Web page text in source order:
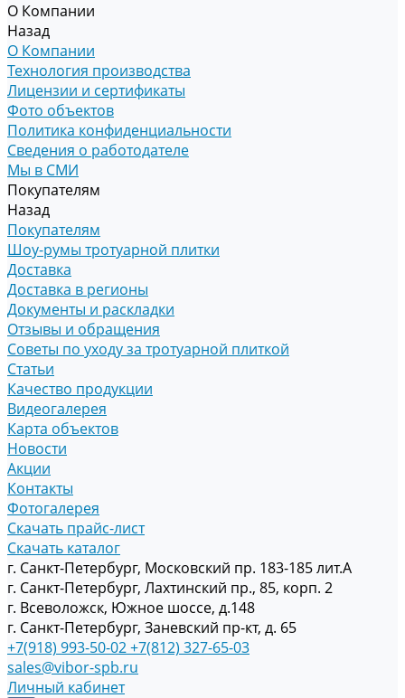
О Компании
Назад
О Компании
Технология производства
Лицензии и сертификаты
Фото объектов
Политика конфиденциальности
Сведения о работодателе
Мы в СМИ
Покупателям
Назад
Покупателям
Шоу-румы тротуарной плитки
Доставка
Доставка в регионы
Документы и раскладки
Отзывы и обращения
Советы по уходу за тротуарной плиткой
Статьи
Качество продукции
Видеогалерея
Карта объектов
Новости
Акции
Контакты
Фотогалерея
Скачать прайс-лист
Скачать каталог
г. Санкт-Петербург, Московский пр. 183-185 лит.А
г. Санкт-Петербург, Лахтинский пр., 85, корп. 2
г. Всеволожск, Южное шоссе, д.148
г. Санкт-Петербург, Заневский пр-кт, д. 65
+7(918) 993-50-02+7(812) 327-65-03
sales@vibor-spb.ru
Личный кабинет